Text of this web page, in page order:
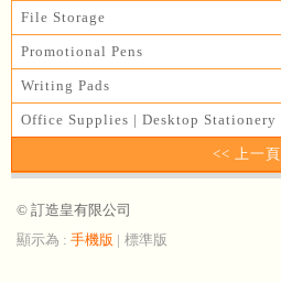
File Storage
Promotional Pens
Writing Pads
Office Supplies | Desktop Stationery
<< 上一頁
© 訂造皇有限公司
顯示為 : 手機版 | 標準版